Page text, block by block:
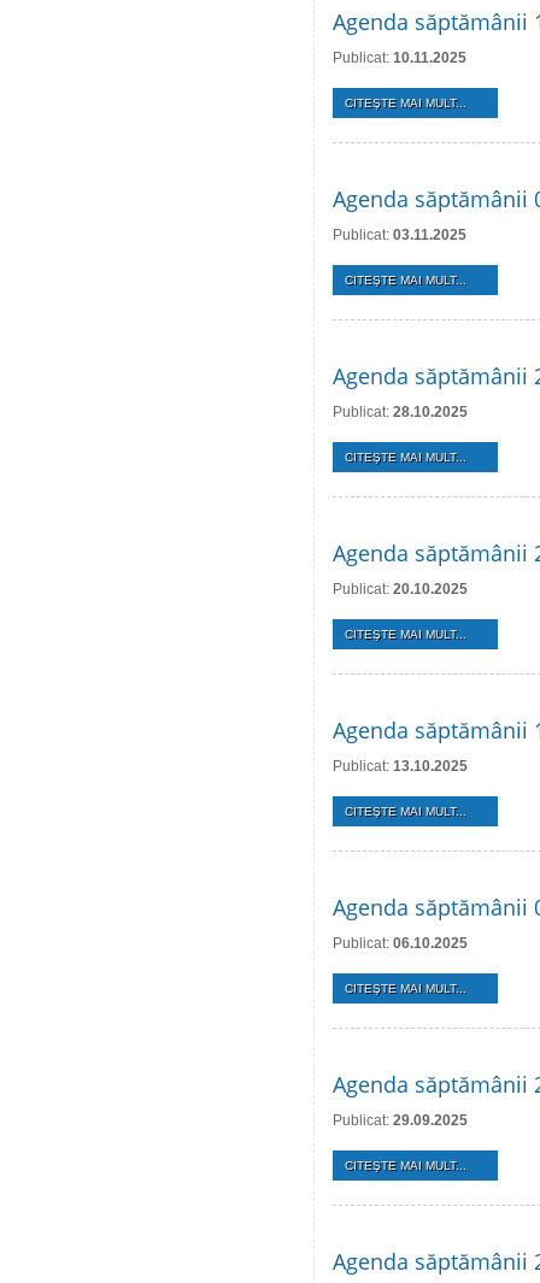
Agenda săptămânii
Publicat: 10.11.2025
CITEŞTE MAI MULT...
Agenda săptămânii
Publicat: 03.11.2025
CITEŞTE MAI MULT...
Agenda săptămânii
Publicat: 28.10.2025
CITEŞTE MAI MULT...
Agenda săptămânii
Publicat: 20.10.2025
CITEŞTE MAI MULT...
Agenda săptămânii
Publicat: 13.10.2025
CITEŞTE MAI MULT...
Agenda săptămânii
Publicat: 06.10.2025
CITEŞTE MAI MULT...
Agenda săptămânii
Publicat: 29.09.2025
CITEŞTE MAI MULT...
Agenda săptămânii